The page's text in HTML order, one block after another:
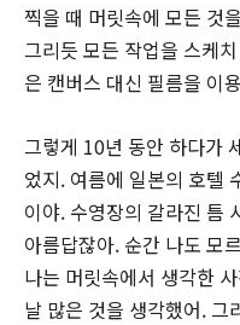
찍을 때 머릿속에 모든 것
그리듯 모든 작업을 스케
은 캔버스 대신 필름을 이
그렇게 10년 동안 하다가
었지. 여름에 일본의 호텔
이야. 수영장의 갈라진 틈
아름답잖아. 순간 나도 모
나는 머릿속에서 생각한
날 많은 것을 생각했어. 그